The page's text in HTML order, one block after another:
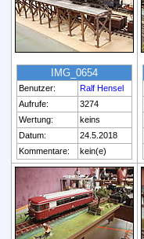
IMG_0654
Benutzer:
Ralf Hensel
Aufrufe:
3274
Wertung:
keins
Datum:
24.5.2018
Kommentare:
kein(e)